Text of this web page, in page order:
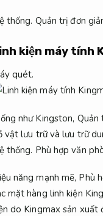
thống. Quản trị đơn
kiện máy tính
quét.
như Kingston, Quản
vật lưu trữ và lưu trữ
thống. Phù hợp văn
năng mạnh mẽ, Phù
mặt hàng linh kiện
do Kingmax sản xuất